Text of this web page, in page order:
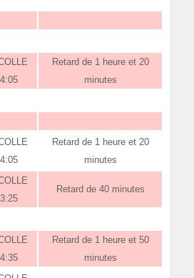
Retard de 1 heure et 20
minutes
Retard de 1 heure et 20
minutes
Retard de 40 minutes
Retard de 1 heure et 50
minutes